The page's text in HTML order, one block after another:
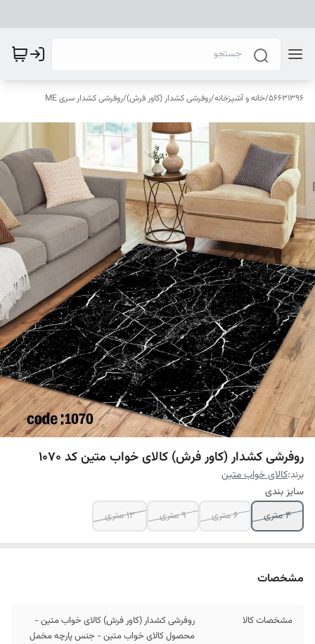
56631396
/خانه و آشپزخانه/روفرشی کشدار (کاور فرش)/روفرشی کشدار سری ME
روفرشی کشدار (کاور فرش) کالای خواب متین کد 1070
برند:کالای خواب متین
سایز بندی
4 متری
6 متری 9 متری 12 متری
مشخصات
مشخصات کالا
روفرشی کشدار (کاور فرش) کالای خواب متین -
محصول کالای خواب متین - جنس پارچه مخمل